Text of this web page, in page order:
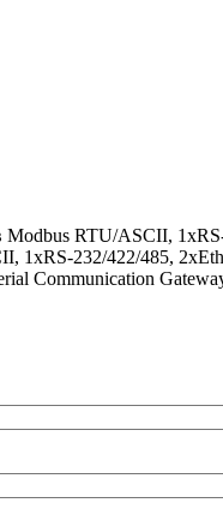
Modbus RTU/ASCII,
1xRS-232/422/485,
Communication